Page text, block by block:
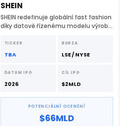
SHEIN
SHEIN redefinuje globální fast fashion
díky datově řízenému modelu výroby
dodavatelskému řetězci.
TICKER
TBA
BURZA
LSE / NYSE
DATUM IPO
2026
CÍL IPO
$2MLD
POTENCIÁLNÍ OCENĚNÍ
$66MLD